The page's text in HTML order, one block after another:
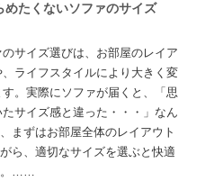
めたくないソファのサイズ
のサイズ選びは、お部屋のレイア
、ライフスタイルにより大きく変
す。実際にソファが届くと、「思
たサイズ感と違った・・・」なん
まずはお部屋全体のレイアウト
ら、適切なサイズを選ぶと快適
。……